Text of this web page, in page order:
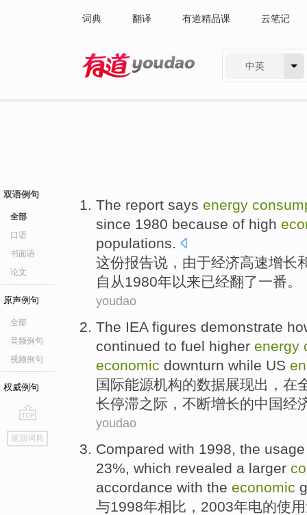
词典 翻译 有道精品课 云笔记
中英
双语例句
全部
口语
书面语
论文
原声例句
全部
音频例句
视频例句
权威例句
go
top
返回词典
The report says energy
since 1980 because of high
populations.
这份报告说 ， 由于经济高速增长
自从1980年以来已经翻了一番。
youdao
The IEA figures demonstrate
continued to fuel higher energy
economic downturn while US
国际能源机构的数据展现出 ， 在
长停滞之际， 不断增长的中国经
youdao
Compared with 1998, the usage
23%, which revealed a larger
accordance with the economic
与1998年相比 ，2003年电的使